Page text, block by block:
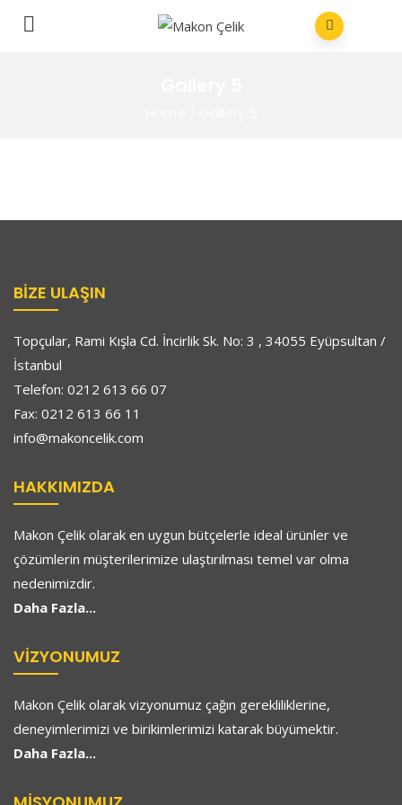
BIZE ULAŞIN
Topçular, Rami Kışla Cd. İncirlik Sk. No: 3 , 34055 Eyüpsultan /
İstanbul
Telefon: 0212 613 66 07
Fax: 0212 613 66 11
info@makoncelik.com
HAKKIMIZDA
Makon Çelik olarak en uygun bütçelerle ideal ürünler ve
çözümlerin müşterilerimize ulaştırılması temel var olma
nedenimizdir.
Daha Fazla...
VIZYONUMUZ
Makon Çelik olarak vizyonumuz çağın gerekliliklerine,
deneyimlerimizi ve birikimlerimizi katarak büyümektir.
Daha Fazla...